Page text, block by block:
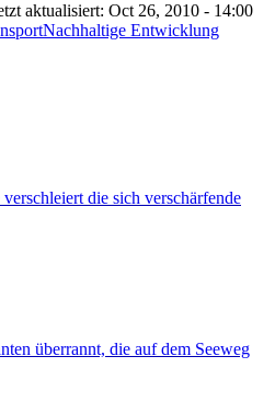
aktualisiert: Oct 26, 2010 - 14:00
Nachhaltige Entwicklung
die sich verschärfende
überrannt, die auf dem Seeweg